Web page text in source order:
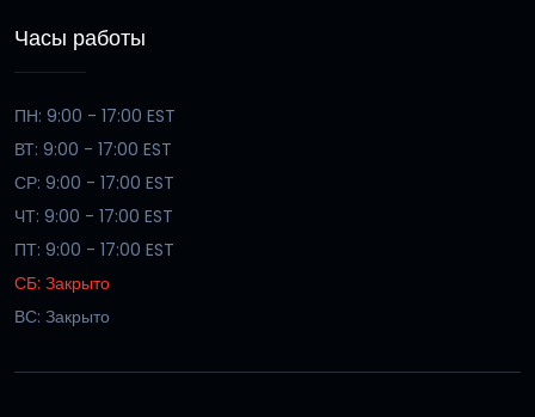
Часы работы
ПН: 9:00 - 17:00 EST
ВТ: 9:00 - 17:00 EST
СР: 9:00 - 17:00 EST
ЧТ: 9:00 - 17:00 EST
ПТ: 9:00 - 17:00 EST
СБ: Закрыто
ВС: Закрыто